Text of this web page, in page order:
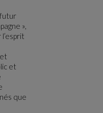
»,
et
que